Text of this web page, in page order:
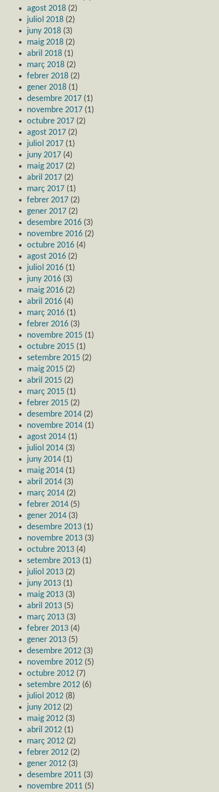
agost 2018 (2)
juliol 2018 (2)
juny 2018 (3)
maig 2018 (2)
abril 2018 (1)
març 2018 (2)
febrer 2018 (2)
gener 2018 (1)
desembre 2017 (1)
novembre 2017 (1)
octubre 2017 (2)
agost 2017 (2)
juliol 2017 (1)
juny 2017 (4)
maig 2017 (2)
abril 2017 (2)
març 2017 (1)
febrer 2017 (2)
gener 2017 (2)
desembre 2016 (3)
novembre 2016 (2)
octubre 2016 (4)
agost 2016 (2)
juliol 2016 (1)
juny 2016 (3)
maig 2016 (2)
abril 2016 (4)
març 2016 (1)
febrer 2016 (3)
novembre 2015 (1)
octubre 2015 (1)
setembre 2015 (2)
maig 2015 (2)
abril 2015 (2)
març 2015 (1)
febrer 2015 (2)
desembre 2014 (2)
novembre 2014 (1)
agost 2014 (1)
juliol 2014 (3)
juny 2014 (1)
maig 2014 (1)
abril 2014 (3)
març 2014 (2)
febrer 2014 (5)
gener 2014 (3)
desembre 2013 (1)
novembre 2013 (3)
octubre 2013 (4)
setembre 2013 (1)
juliol 2013 (2)
juny 2013 (1)
maig 2013 (3)
abril 2013 (5)
març 2013 (3)
febrer 2013 (4)
gener 2013 (5)
desembre 2012 (3)
novembre 2012 (5)
octubre 2012 (7)
setembre 2012 (6)
juliol 2012 (8)
juny 2012 (2)
maig 2012 (3)
abril 2012 (1)
març 2012 (2)
febrer 2012 (2)
gener 2012 (3)
desembre 2011 (3)
novembre 2011 (5)